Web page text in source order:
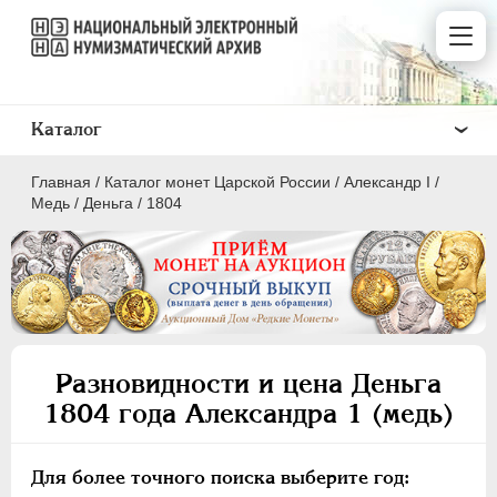
Главная / Каталог монет Царской России / Александр I /
Медь / Деньга / 1804
Разновидности и цена Деньга
1804 года Александра 1 (медь)
Для более точного поиска выберите год:
Каталог
ПEТР I 1699 - 1725
ПЕТР II 1727-1729
АННА ИОАННОВНА 1730-1740
ЕЛИЗАВЕТА 1741-1762